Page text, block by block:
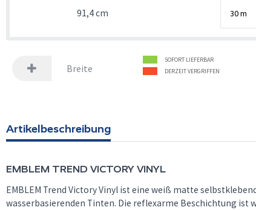
91,4 cm
Breite
SOFORT LIEFERBAR
DERZEIT VERGRIFFEN
Artikelbeschreibung
EMBLEM TREND VICTORY VINYL
EMBLEM Trend Victory Vinyl ist eine weiß matte
wasserbasierenden Tinten. Die reflexarme Beschichtung ist